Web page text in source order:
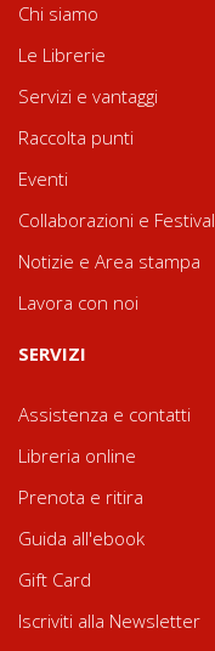
Chi siamo
Le Librerie
Servizi e vantaggi
Raccolta punti
Eventi
Collaborazioni e Festival
Notizie e Area stampa
Lavora con noi
SERVIZI
Assistenza e contatti
Libreria online
Prenota e ritira
Guida all'ebook
Gift Card
Iscriviti alla Newsletter